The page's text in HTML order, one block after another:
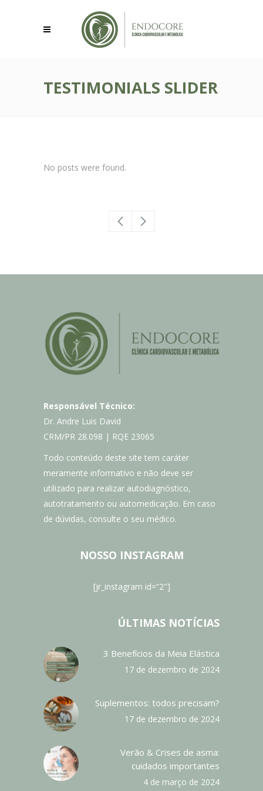
TESTIMONIALS SLIDER
No posts were found.
Responsável Técnico:
Dr. Andre Luis David
CRM/PR 28.098 | RQE 23065
Todo conteúdo deste site tem caráter
meramente informativo e não deve ser
utilizado para realizar autodiagnóstico,
autotratamento ou automedicação. Em caso
de dúvidas, consulte o seu médico.
NOSSO INSTAGRAM
[jr_instagram id=”2″]
ÚLTIMAS NOTÍCIAS
3 Benefícios da Meia Elástica
17 de dezembro de 2024
Suplementos: todos precisam?
17 de dezembro de 2024
Verão & Crises de asma:
cuidados importantes
4 de março de 2024